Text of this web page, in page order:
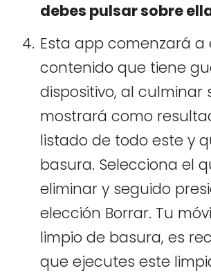
debes pulsar sobre
Esta app comenzará a
contenido que tiene
dispositivo, al culminar
mostrará como
listado de todo este y
basura. Selecciona el
eliminar y seguido
elección Borrar. Tu
limpio de basura, es
que ejecutes este